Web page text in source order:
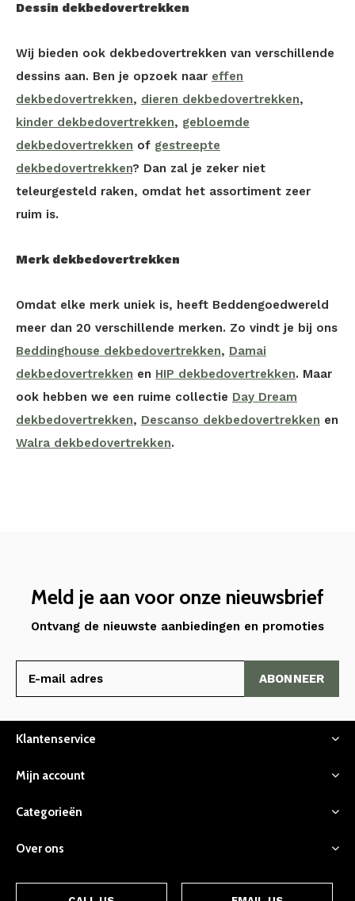
Dessin dekbedovertrekken
Wij bieden ook dekbedovertrekken van verschillende
dessins aan. Ben je opzoek naar effen
dekbedovertrekken, dieren dekbedovertrekken,
kinder dekbedovertrekken, gebloemde
dekbedovertrekken of gestreepte
dekbedovertrekken? Dan zal je zeker niet
teleurgesteld raken, omdat het assortiment zeer
ruim is.
Merk dekbedovertrekken
Omdat elke merk uniek is, heeft Beddengoedwereld
meer dan 20 verschillende merken. Zo vindt je bij ons
Beddinghouse dekbedovertrekken, Damai
dekbedovertrekken en HIP dekbedovertrekken. Maar
ook hebben we een ruime collectie Day Dream
dekbedovertrekken, Descanso dekbedovertrekken en
Walra dekbedovertrekken.
Meld je aan voor onze nieuwsbrief
Ontvang de nieuwste aanbiedingen en promoties
ABONNEER
Klantenservice
Mijn account
Categorieën
Over ons